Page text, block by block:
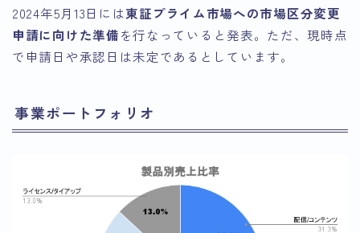
2024年5月13日には東証プライム市場への市場区分変更
申請に向けた準備を行なっていると発表。ただ、現時点
で申請日や承認日は未定であるとしています。
事業ポートフォリオ